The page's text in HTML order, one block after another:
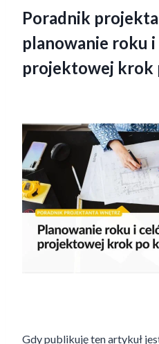
Poradnik
planowanie roku
projektowej krok
Gdy publikuję ten artykuł